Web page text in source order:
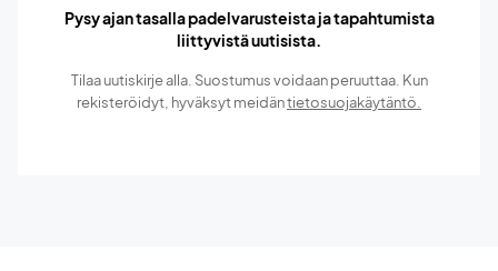
Pysy ajan tasalla padelvarusteista ja tapahtumista
liittyvistä uutisista.
Tilaa uutiskirje alla. Suostumus voidaan peruuttaa. Kun
rekisteröidyt, hyväksyt meidäntietosuojakäytäntö.